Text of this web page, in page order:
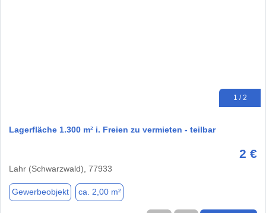
1 / 2
Lagerfläche 1.300 m² i. Freien zu vermieten - teilbar
2 €
Lahr (Schwarzwald), 77933
Gewerbeobjekt ca. 2,00 m²